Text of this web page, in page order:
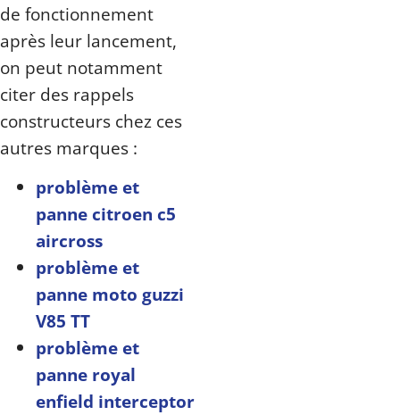
de fonctionnement
après leur lancement,
on peut notamment
citer des rappels
constructeurs chez ces
autres marques :
problème et
panne citroen c5
aircross
problème et
panne moto guzzi
V85 TT
problème et
panne royal
enfield interceptor